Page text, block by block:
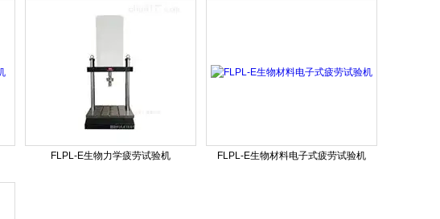
FLPL-E生物力学疲劳试验机 FLPL-E生物材料电子式疲劳试验机